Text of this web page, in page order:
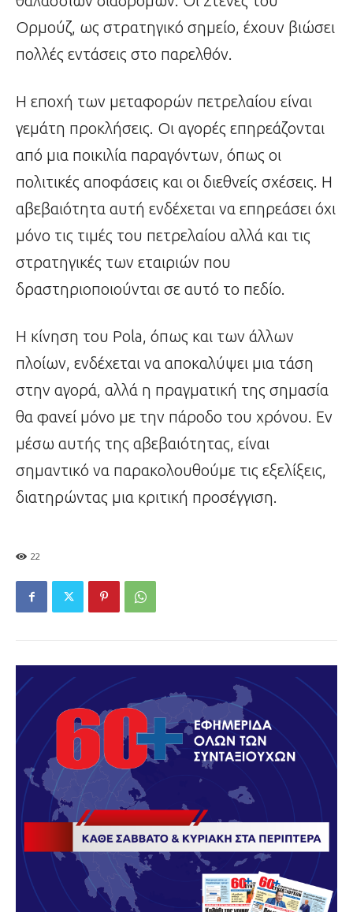
Ορμούζ, ως στρατηγικό σημείο, έχουν βιώσει
πολλές εντάσεις στο παρελθόν.
Η εποχή των μεταφορών πετρελαίου είναι
γεμάτη προκλήσεις. Οι αγορές επηρεάζονται
από μια ποικιλία παραγόντων, όπως οι
πολιτικές αποφάσεις και οι διεθνείς σχέσεις. Η
αβεβαιότητα αυτή ενδέχεται να επηρεάσει όχι
μόνο τις τιμές του πετρελαίου αλλά και τις
στρατηγικές των εταιριών που
δραστηριοποιούνται σε αυτό το πεδίο.
Η κίνηση του Pola, όπως και των άλλων
πλοίων, ενδέχεται να αποκαλύψει μια τάση
στην αγορά, αλλά η πραγματική της σημασία
θα φανεί μόνο με την πάροδο του χρόνου. Εν
μέσω αυτής της αβεβαιότητας, είναι
σημαντικό να παρακολουθούμε τις εξελίξεις,
διατηρώντας μια κριτική προσέγγιση.
22